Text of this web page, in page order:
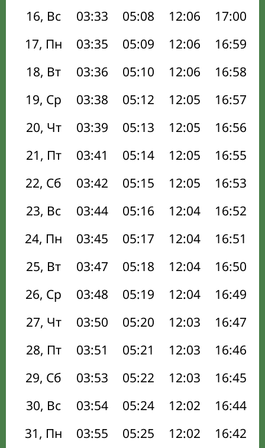
16, Вс
03:33 05:08 12:06 17:00
17, Пн
03:35 05:09 12:06 16:59
18, Вт
03:36 05:10 12:06 16:58
19, Ср
03:38 05:12 12:05 16:57
20, Чт
03:39 05:13 12:05 16:56
21, Пт
03:41 05:14 12:05 16:55
22, Сб
03:42 05:15 12:05 16:53
23, Вс
03:44 05:16 12:04 16:52
24, Пн
03:45 05:17 12:04 16:51
25, Вт
03:47 05:18 12:04 16:50
26, Ср
03:48 05:19 12:04 16:49
27, Чт
03:50 05:20 12:03 16:47
28, Пт
03:51 05:21 12:03 16:46
29, Сб
03:53 05:22 12:03 16:45
30, Вс
03:54 05:24 12:02 16:44
31, Пн
03:55 05:25 12:02 16:42